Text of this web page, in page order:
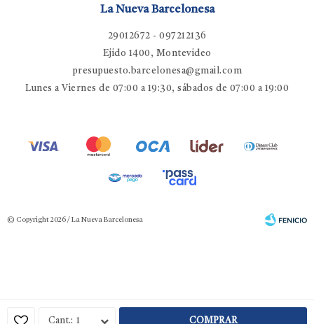
1 COMPRAR
La Nueva Barcelonesa
29012672 - 097212136
Ejido 1400, Montevideo
presupuesto.barcelonesa@gmail.com
Lunes a Viernes de 07:00 a 19:30, sábados de 07:00 a 19:00
© Copyright 2026 / La Nueva Barcelonesa